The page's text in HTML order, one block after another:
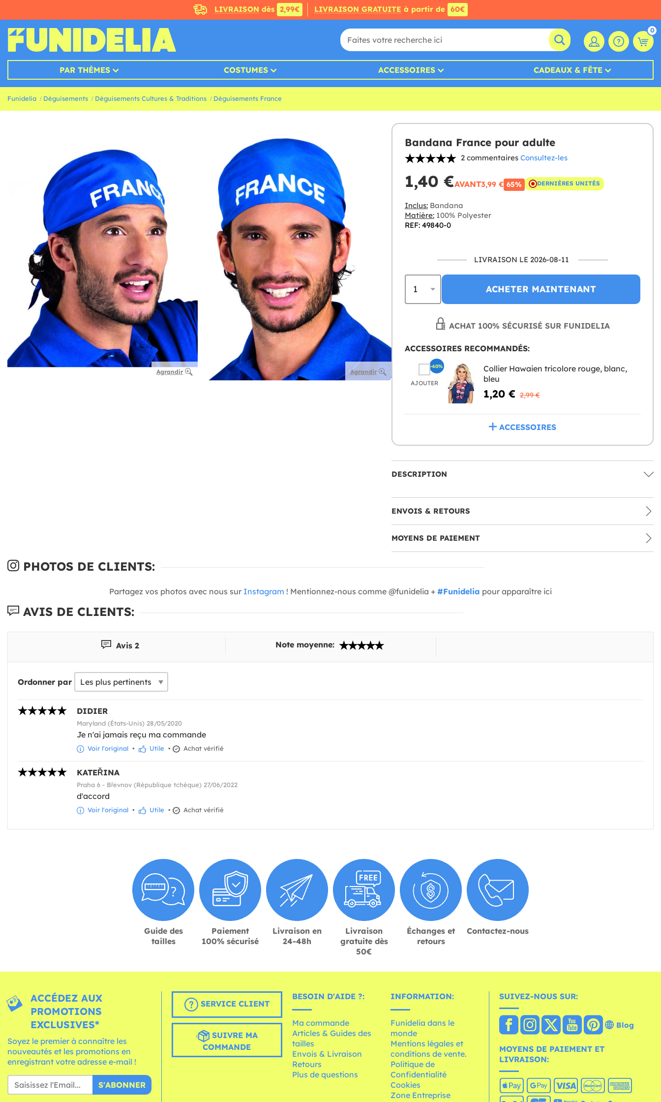
LIVRAISON dès 2,99€ LIVRAISON GRATUITE à partir de 60€
0
PAR THÈMES COSTUMES ACCESSOIRES CADEAUX & FÊTE
Funidelia Déguisements Déguisements Cultures & Traditions Déguisements France
Agrandir Agrandir
Bandana France pour adulte
2 commentaires Consultez-les
1,40 €AVANT3,99 € 65% DERNIÈRES UNITÉS
Inclus:Bandana
Matière:100% Polyester
REF: 49840-0
LIVRAISON LE 2026-08-11
ACHETER MAINTENANT
ACHAT 100% SÉCURISÉ SUR FUNIDELIA
ACCESSOIRES RECOMMANDÉS:
AJOUTER
Collier Hawaien tricolore rouge, blanc,
bleu
1,20 € 2,99 €
-60%
ACCESSOIRES
DESCRIPTION
ENVOIS & RETOURS
MOYENS DE PAIEMENT
PHOTOS DE CLIENTS:
Partagez vos photos avec nous sur Instagram ! Mentionnez-nous comme @funidelia + #Funidelia pour apparaître ici
AVIS DE CLIENTS:
Avis 2 Note moyenne:
Ordonner par
DIDIER
Maryland (États-Unis) 28/05/2020
Je n'ai jamais reçu ma commande
Voir l'original • Utile • Achat vérifié
KATEŘINA
Praha 6 - Břevnov (République tchèque) 27/06/2022
d'accord
Voir l'original • Utile • Achat vérifié
Guide des
tailles
Paiement
100% sécurisé
Livraison en
24-48h
Livraison
gratuite dès
50€
Échanges et
retours
Contactez-nous
ACCÉDEZ AUX
PROMOTIONS
EXCLUSIVES*
Soyez le premier à connaître les
nouveautés et les promotions en
enregistrant votre adresse e-mail !
S'ABONNER
SERVICE CLIENT
SUIVRE MA
COMMANDE
BESOIN D'AIDE ?:
Ma commande
Articles & Guides des
tailles
Envois & Livraison
Retours
Plus de questions
INFORMATION:
Funidelia dans le
monde
Mentions légales et
conditions de vente.
Politique de
Confidentialité
Cookies
Zone Entreprise
SUIVEZ-NOUS SUR:
Blog
MOYENS DE PAIEMENT ET
LIVRAISON: